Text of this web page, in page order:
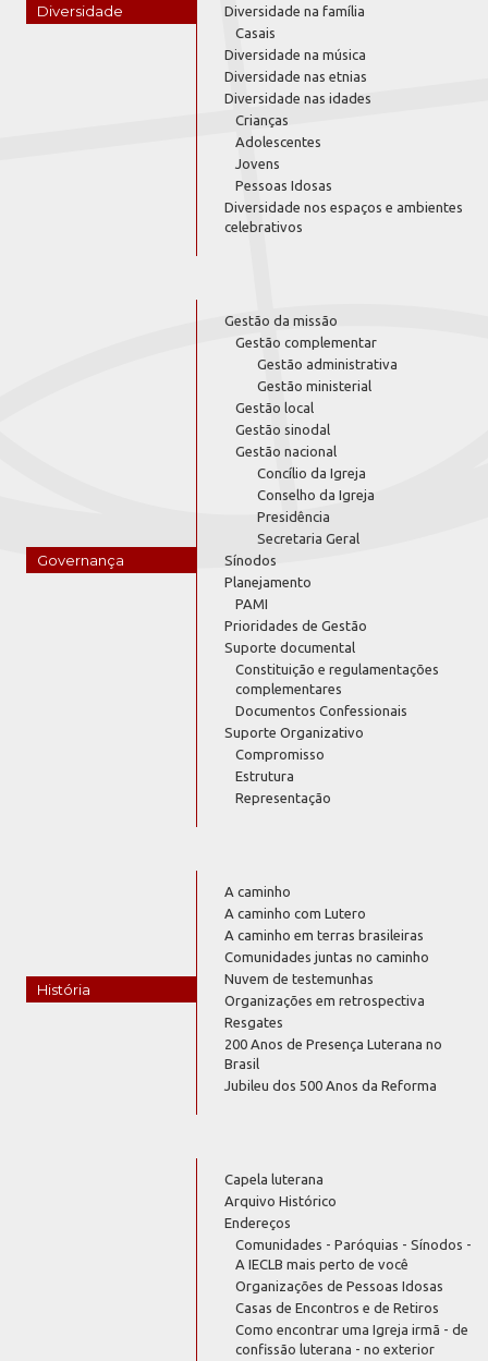
Diversidade
Diversidade na família
Casais
Diversidade na música
Diversidade nas etnias
Diversidade nas idades
Crianças
Adolescentes
Jovens
Pessoas Idosas
Diversidade nos espaços e ambientes
celebrativos
Governança
Gestão da missão
Gestão complementar
Gestão administrativa
Gestão ministerial
Gestão local
Gestão sinodal
Gestão nacional
Concílio da Igreja
Conselho da Igreja
Presidência
Secretaria Geral
Sínodos
Planejamento
PAMI
Prioridades de Gestão
Suporte documental
Constituição e regulamentações
complementares
Documentos Confessionais
Suporte Organizativo
Compromisso
Estrutura
Representação
História
A caminho
A caminho com Lutero
A caminho em terras brasileiras
Comunidades juntas no caminho
Nuvem de testemunhas
Organizações em retrospectiva
Resgates
200 Anos de Presença Luterana no
Brasil
Jubileu dos 500 Anos da Reforma
Capela luterana
Arquivo Histórico
Endereços
Comunidades - Paróquias - Sínodos -
A IECLB mais perto de você
Organizações de Pessoas Idosas
Casas de Encontros e de Retiros
Como encontrar uma Igreja irmã - de
confissão luterana - no exterior